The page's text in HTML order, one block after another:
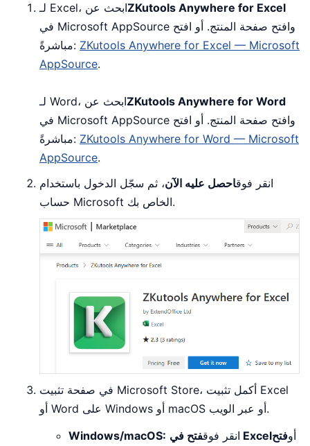
لـ Excel، ابحث عنZKutools Anywhere for Excel
في Microsoft AppSource وافتح صفحة المنتج. أو افتح
مباشرةً: ZKutools Anywhere for Excel — Microsoft
AppSource.
لـ Word، ابحث عنZKutools Anywhere for Word
في Microsoft AppSource وافتح صفحة المنتج. أو افتح
مباشرةً: ZKutools Anywhere for Word — Microsoft
AppSource.
انقر فوقاحصل عليه الآن، ثم سجّل الدخول باستخدام
حساب Microsoft الخاص بك.
في صفحة تثبيت Microsoft Store، أكمل تثبيت Excel
أو Word على Windows أو macOS أو عبر الويب.
Windows/macOS:
انقر فوق فتح في Excel أوفتح